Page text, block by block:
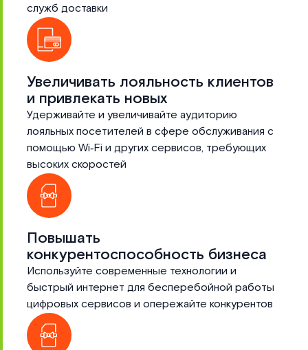
служб доставки
Увеличивать лояльность клиентов
и привлекать новых
Удерживайте и увеличивайте аудиторию
лояльных посетителей в сфере обслуживания с
помощью Wi‑Fi и других сервисов, требующих
высоких скоростей
Повышать
конкурентоспособность бизнеса
Используйте современные технологии и
быстрый интернет для бесперебойной работы
цифровых сервисов и опережайте конкурентов